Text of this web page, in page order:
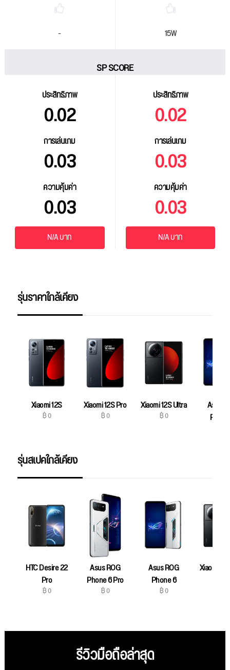
- 15W
SP SCORE
ประสิทธิภาพ
0.02
การเล่นเกม
0.03
ความคุ้มค่า
0.03
ประสิทธิภาพ
0.02
การเล่นเกม
0.03
ความคุ้มค่า
0.03
N/A บาท N/A บาท
รุ่นราคาใกล้เคียง
Xiaomi 12S
฿ 0
Xiaomi 12S Pro
฿ 0
Xiaomi 12S Ultra
฿ 0
Asus
รุ่นสเปคใกล้เคียง
HTC Desire 22
Pro
฿ 0
Asus ROG
Phone 6 Pro
฿ 0
Asus ROG
Phone 6
฿ 0
Xiaomi
รีวิวมือถือล่าสุด